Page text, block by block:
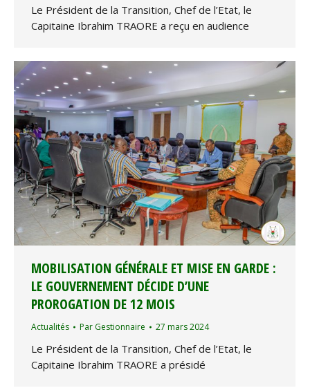
Le Président de la Transition, Chef de l’Etat, le
Capitaine Ibrahim TRAORE a reçu en audience
MOBILISATION GÉNÉRALE ET MISE EN GARDE :
LE GOUVERNEMENT DÉCIDE D’UNE
PROROGATION DE 12 MOIS
Actualités Par Gestionnaire 27 mars 2024
Le Président de la Transition, Chef de l’Etat, le
Capitaine Ibrahim TRAORE a présidé